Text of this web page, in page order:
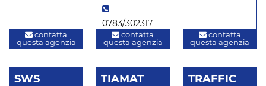
contatta
questa agenzia
0783/302317
contatta
questa agenzia
contatta
questa agenzia
SWS
TIAMAT
TRAFFIC